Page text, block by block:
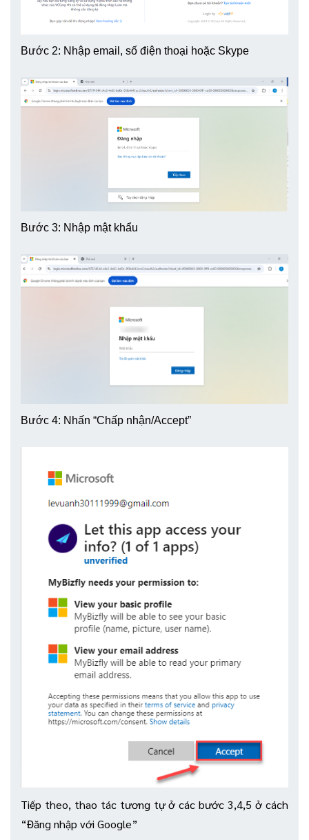
Bước 2: Nhập email, số điện thoại hoặc Skype
Bước 3: Nhập mật khẩu
Bước 4: Nhấn “Chấp nhận/Accept”
Tiếp theo, thao tác tương tự ở các bước 3,4,5 ở cách
“Đăng nhập với Google”